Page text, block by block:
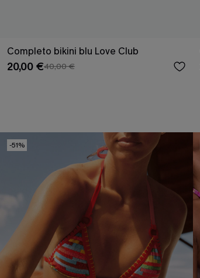
Completo bikini blu Love Club
20,00 €40,00 €
-51%